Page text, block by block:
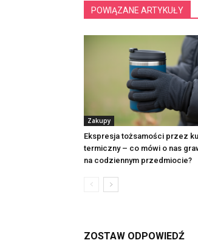
POWIĄZANE ARTYKUŁY
Zakupy
Ekspresja tożsamości przez
termiczny – co mówi o nas
na codziennym przedmiocie?
ZOSTAW ODPOWIEDŹ